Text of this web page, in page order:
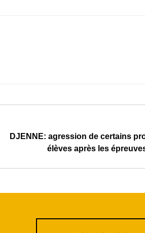
DJENNE: agression de certains
élèves après les